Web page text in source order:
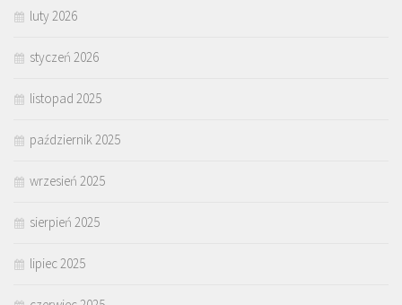
luty 2026
styczeń 2026
listopad 2025
październik 2025
wrzesień 2025
sierpień 2025
lipiec 2025